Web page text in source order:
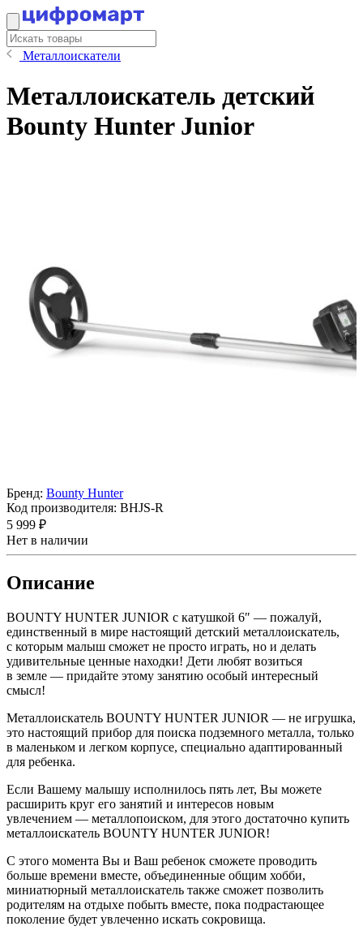
Металлоискатели
Металлоискатель детский
Bounty Hunter Junior
Бренд: Bounty Hunter
Код производителя: BHJS-R
5 999 ₽
Нет в наличии
Описание
BOUNTY HUNTER JUNIOR с катушкой 6″ — пожалуй,
единственный в мире настоящий детский металлоискатель,
с которым малыш сможет не просто играть, но и делать
удивительные ценные находки! Дети любят возиться
в земле — придайте этому занятию особый интересный
смысл!
Металлоискатель BOUNTY HUNTER JUNIOR — не игрушка,
это настоящий прибор для поиска подземного металла, только
в маленьком и легком корпусе, специально адаптированный
для ребенка.
Если Вашему малышу исполнилось пять лет, Вы можете
расширить круг его занятий и интересов новым
увлечением — металлопоиском, для этого достаточно купить
металлоискатель BOUNTY HUNTER JUNIOR!
С этого момента Вы и Ваш ребенок сможете проводить
больше времени вместе, объединенные общим хобби,
миниатюрный металлоискатель также сможет позволить
родителям на отдыхе побыть вместе, пока подрастающее
поколение будет увлеченно искать сокровища.